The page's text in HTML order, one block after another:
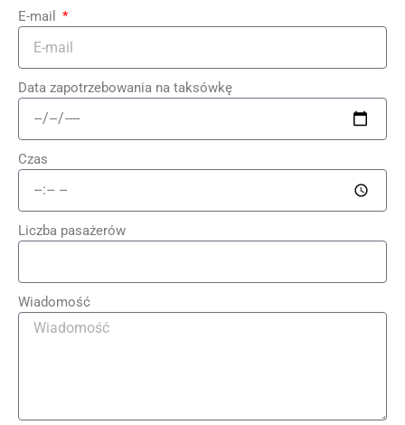
E-mail
Data zapotrzebowania na taksówkę
Czas
Liczba pasażerów
Wiadomość